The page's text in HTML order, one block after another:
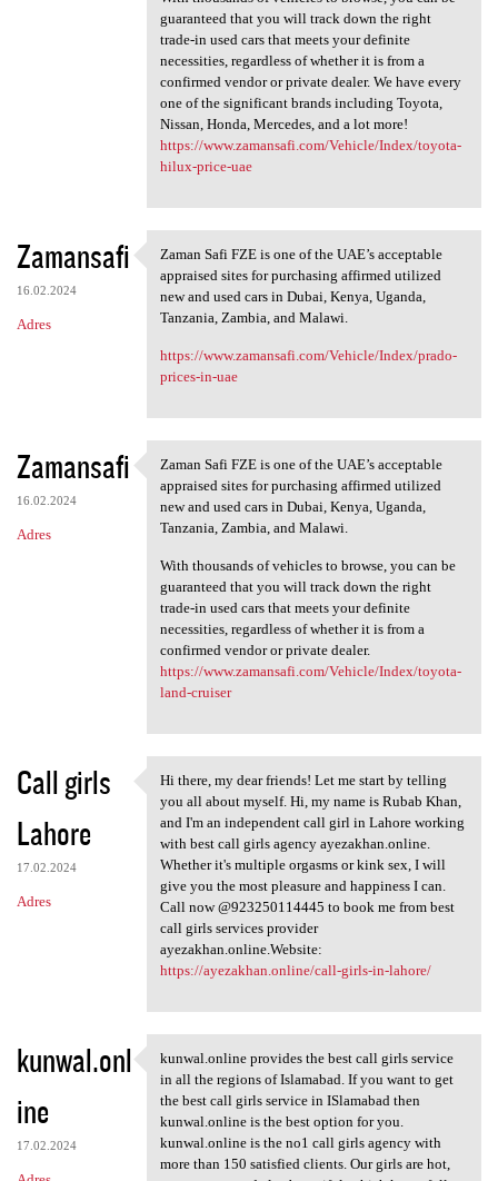
guaranteed that you will track down the right
trade-in used cars that meets your definite
necessities, regardless of whether it is from a
confirmed vendor or private dealer. We have every
one of the significant brands including Toyota,
Nissan, Honda, Mercedes, and a lot more!
https://www.zamansafi.com/Vehicle/Index/toyota-
hilux-price-uae
Zamansafi
16.02.2024
Adres
Zaman Safi FZE is one of the
Zaman Safi FZE is one of the UAE’s acceptable
appraised sites for purchasing affirmed utilized
new and used cars in Dubai, Kenya, Uganda,
Tanzania, Zambia, and Malawi.
https://www.zamansafi.com/Vehicle/Index/prado-
prices-in-uae
Zamansafi
16.02.2024
Adres
Zaman Safi FZE is one of the
Zaman Safi FZE is one of the UAE’s acceptable
appraised sites for purchasing affirmed utilized
new and used cars in Dubai, Kenya, Uganda,
Tanzania, Zambia, and Malawi.
With thousands of vehicles to browse, you can be
guaranteed that you will track down the right
trade-in used cars that meets your definite
necessities, regardless of whether it is from a
confirmed vendor or private dealer.
https://www.zamansafi.com/Vehicle/Index/toyota-
land-cruiser
Call girls
Lahore
17.02.2024
Adres
Hi there, my dear friends!
Hi there, my dear friends! Let me start by telling
you all about myself. Hi, my name is Rubab Khan,
and I'm an independent call girl in Lahore working
with best call girls agency ayezakhan.online.
Whether it's multiple orgasms or kink sex, I will
give you the most pleasure and happiness I can.
Call now @923250114445 to book me from best
call girls services provider
ayezakhan.online.Website:
https://ayezakhan.online/call-girls-in-lahore/
kunwal.onl
ine
17.02.2024
kunwal.online provides the
kunwal.online provides the best call girls service
in all the regions of Islamabad. If you want to get
the best call girls service in ISlamabad then
kunwal.online is the best option for you.
kunwal.online is the no1 call girls agency with
more than 150 satisfied clients. Our girls are hot,